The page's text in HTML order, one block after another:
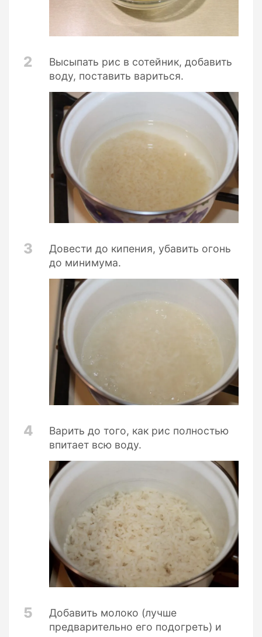
2
Высыпать рис в сотейник, добавить
воду, поставить вариться.
3
Довести до кипения, убавить огонь
до минимума.
4
Варить до того, как рис полностью
впитает всю воду.
5
Добавить молоко (лучше
предварительно его подогреть) и